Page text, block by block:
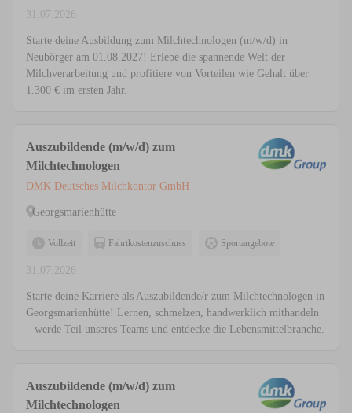
31.07.2026
Starte deine Ausbildung zum Milchtechnologen (m/w/d) in
Neubörger am 01.08.2027! Erlebe die spannende Welt der
Milchverarbeitung und profitiere von Vorteilen wie Gehalt über
1.300 € im ersten Jahr.
Auszubildende (m/w/d) zum
Milchtechnologen
DMK Deutsches Milchkontor GmbH
Georgsmarienhütte
Vollzeit Fahrtkostenzuschuss Sportangebote
31.07.2026
Starte deine Karriere als Auszubildende/r zum Milchtechnologen in
Georgsmarienhütte! Lernen, schmelzen, handwerklich mithandeln
– werde Teil unseres Teams und entdecke die Lebensmittelbranche.
Auszubildende (m/w/d) zum
Milchtechnologen